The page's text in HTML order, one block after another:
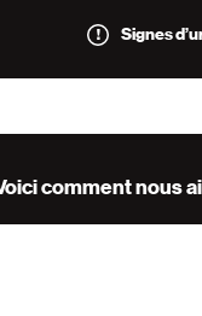
Signes
comment nous